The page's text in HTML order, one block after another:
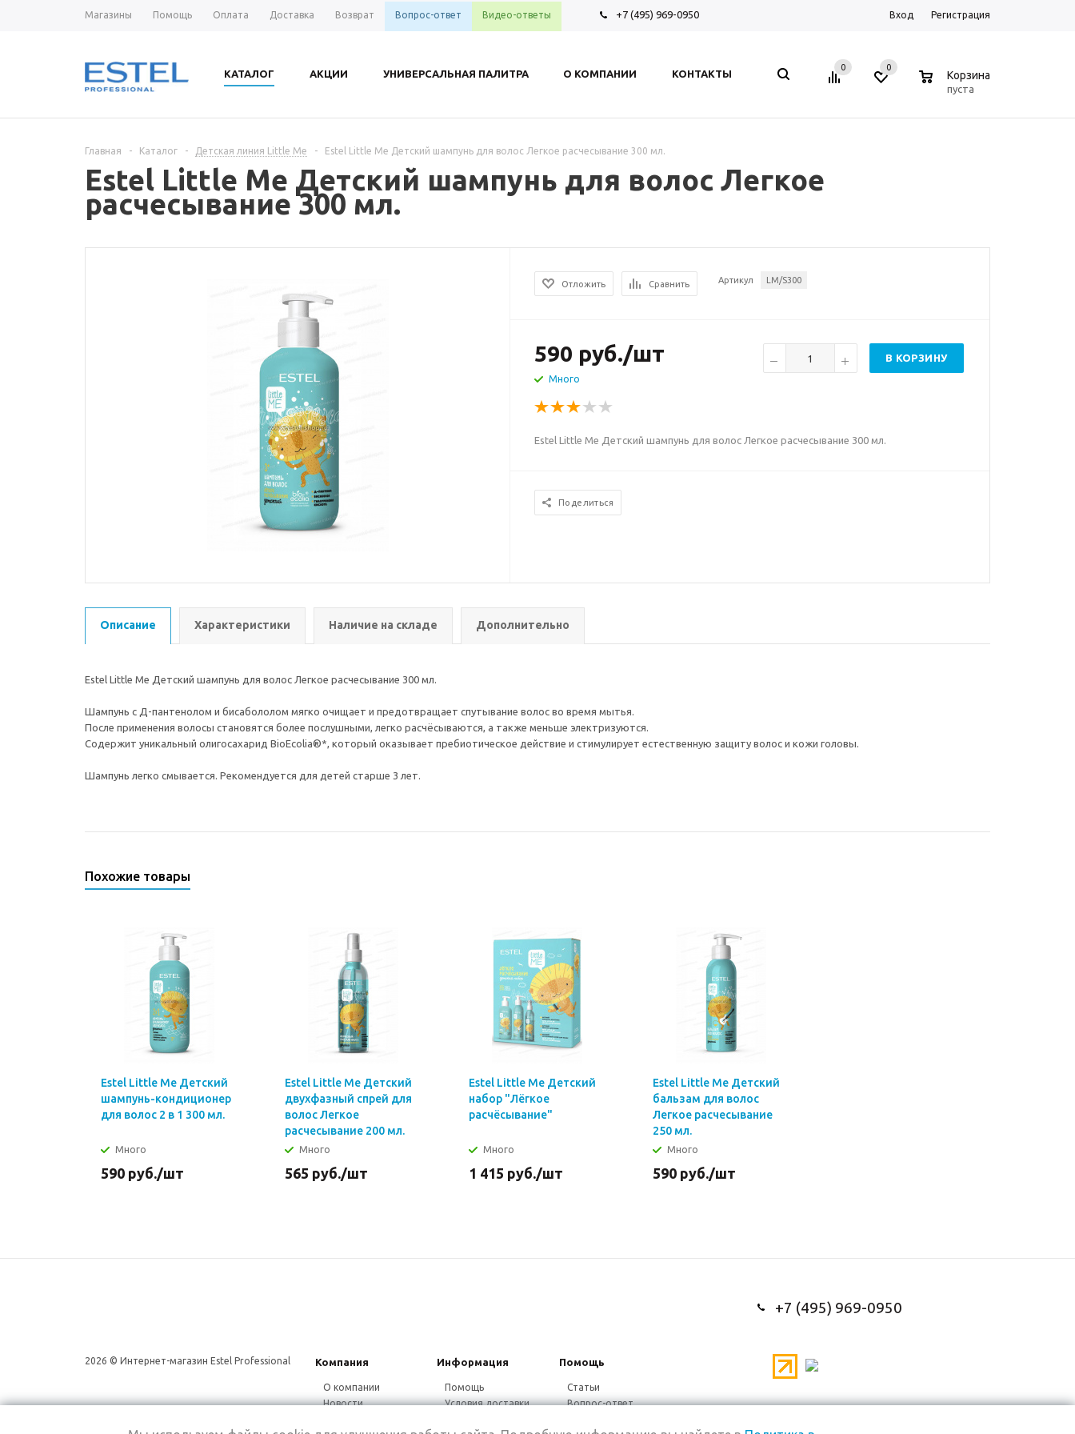
Магазины Помощь Оплата Доставка Возврат Вопрос-ответ Видео-ответы +7 (495) 969-0950 Вход Регистрация
КАТАЛОГ АКЦИИ УНИВЕРСАЛЬНАЯ ПАЛИТРА О КОМПАНИИ КОНТАКТЫ
0 0
Корзина
пуста
Главная - Каталог - Детская линия Little Me - Estel Little Me Детский шампунь для волос Легкое расчесывание 300 мл.
Estel Little Me Детский шампунь для волос Легкое
расчесывание 300 мл.
Отложить Сравнить Артикул LM/S300
590 руб./шт
Много
В КОРЗИНУ
Estel Little Me Детский шампунь для волос Легкое расчесывание 300 мл.
Поделиться
Описание Характеристики Наличие на складе Дополнительно
Estel Little Me Детский шампунь для волос Легкое расчесывание 300 мл.
Шампунь с Д-пантенолом и бисабололом мягко очищает и предотвращает спутывание волос во время мытья.
После применения волосы становятся более послушными, легко расчёсываются, а также меньше электризуются.
Содержит уникальный олигосахарид BioEcolia®*, который оказывает пребиотическое действие и стимулирует естественную защиту волос и кожи головы.
Шампунь легко смывается. Рекомендуется для детей старше 3 лет.
Похожие товары
Estel Little Me Детский
шампунь-кондиционер
для волос 2 в 1 300 мл.
Много
590 руб./шт
Estel Little Me Детский
двухфазный спрей для
волос Легкое
расчесывание 200 мл.
Много
565 руб./шт
Estel Little Me Детский
набор "Лёгкое
расчёсывание"
Много
1 415 руб./шт
Estel Little Me Детский
бальзам для волос
Легкое расчесывание
250 мл.
Много
590 руб./шт
+7 (495) 969-0950
2026 © Интернет-магазин Estel Professional Компания Информация Помощь
О компании
Новости
Помощь
Условия доставки
Статьи
Вопрос-ответ